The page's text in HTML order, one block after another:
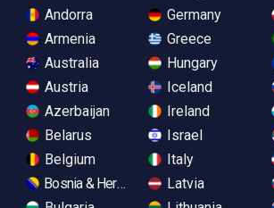
Andorra
Armenia
Australia
Austria
Azerbaijan
Belarus
Belgium
Bosnia & Herzegovina
Germany
Greece
Hungary
Iceland
Ireland
Israel
Italy
Latvia